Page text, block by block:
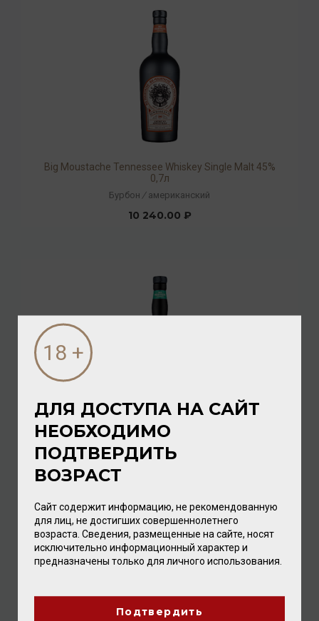
Big Moustache Tennessee Whiskey Single Malt 45%
0,7л
Бурбон / американский
10 240.00 ₽
Big Moustache Tennessee Whiskey Rye 45% 0,7л
Бурбон / американский
ДЛЯ ДОСТУПА НА САЙТ
НЕОБХОДИМО
ПОДТВЕРДИТЬ
ВОЗРАСТ
Сайт содержит информацию, не рекомендованную
для лиц, не достигших совершеннолетнего
возраста. Сведения, размещенные на сайте, носят
исключительно информационный характер и
предназначены только для личного использования.
Подтвердить